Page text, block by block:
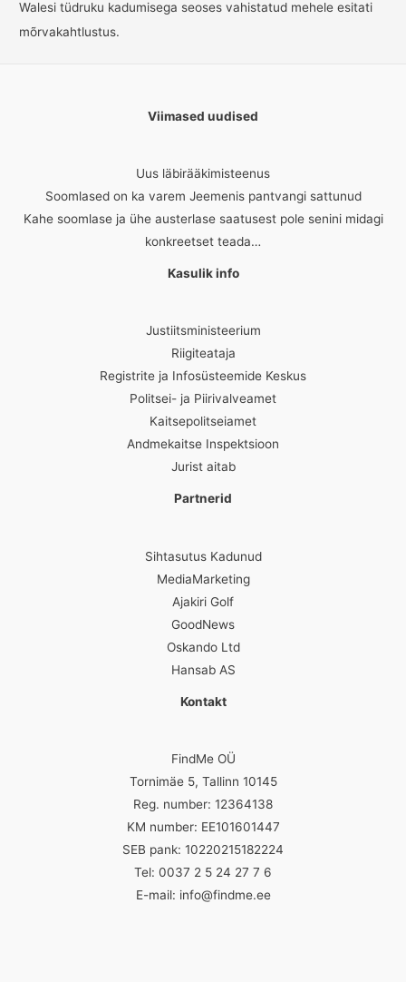
Walesi tüdruku kadumisega seoses vahistatud mehele esitati
mõrvakahtlustus.
Viimased uudised
Uus läbirääkimisteenus
Soomlased on ka varem Jeemenis pantvangi sattunud
Kahe soomlase ja ühe austerlase saatusest pole senini midagi
konkreetset teada…
Kasulik info
Justiitsministeerium
Riigiteataja
Registrite ja Infosüsteemide Keskus
Politsei- ja Piirivalveamet
Kaitsepolitseiamet
Andmekaitse Inspektsioon
Jurist aitab
Partnerid
Sihtasutus Kadunud
MediaMarketing
Ajakiri Golf
GoodNews
Oskando Ltd
Hansab AS
Kontakt
FindMe OÜ
Tornimäe 5, Tallinn 10145
Reg. number: 12364138
KM number: EE101601447
SEB pank: 10220215182224
Tel: 0037 2 5 24 27 7 6
E-mail: info@findme.ee